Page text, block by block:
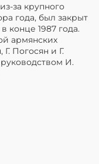
за крупного
года, был закрыт
конце 1987 года.
армянских
Г. Погосян и Г.
И.